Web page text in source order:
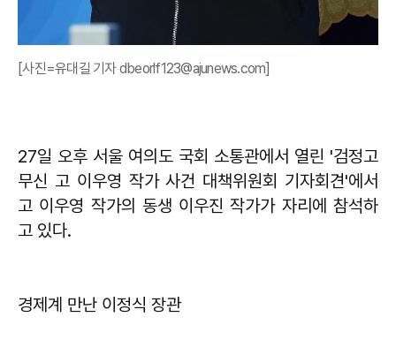
[사진=유대길 기자 dbeorlf123@ajunews.com]
​27일 오후 서울 여의도 국회 소통관에서 열린 '검정고
무신 고 이우영 작가 사건 대책위원회 기자회견'에서
고 이우영 작가의 동생 이우진 작가가 자리에 참석하
고 있다.
경제계 만난 이정식 장관